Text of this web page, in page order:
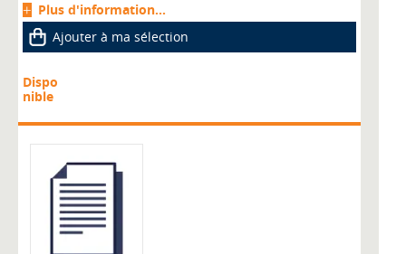
Plus d'information...
Ajouter à ma sélection
Dispo
nible